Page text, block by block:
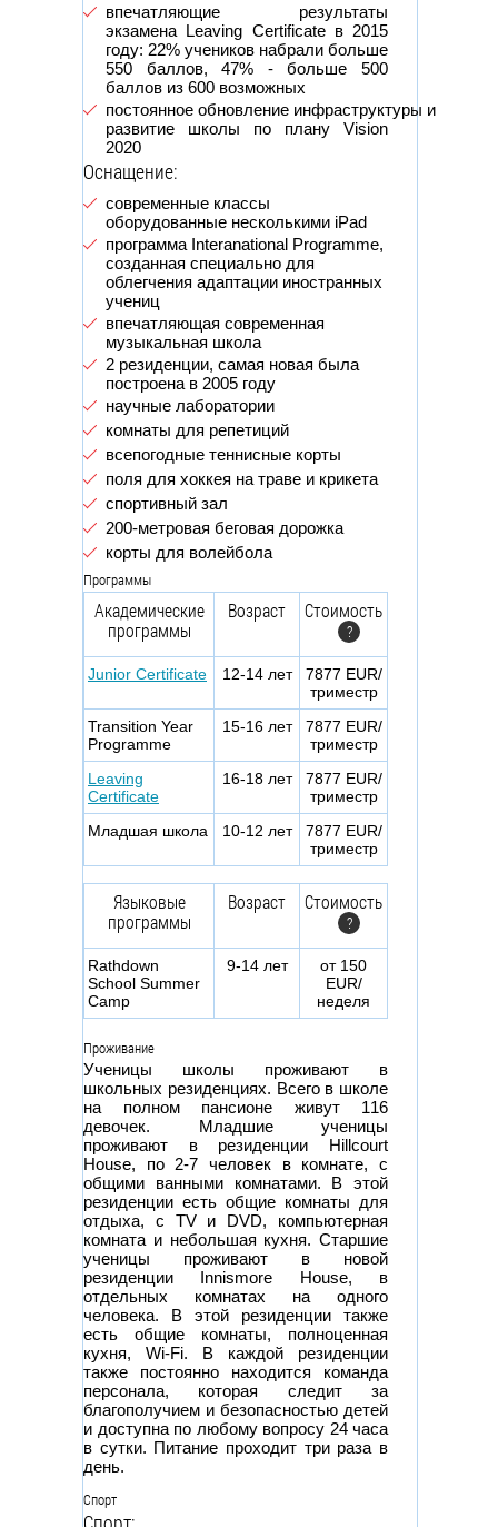
впечатляющие результаты
экзамена Leaving Certificate в 2015
году: 22% учеников набрали больше
550 баллов, 47% - больше 500
баллов из 600 возможных
постоянное обновление инфраструктуры и
развитие школы по плану Vision
2020
Оснащение:
современные классы
оборудованные несколькими iPad
программа Interanational Programme,
созданная специально для
облегчения адаптации иностранных
учениц
впечатляющая современная
музыкальная школа
2 резиденции, самая новая была
построена в 2005 году
научные лаборатории
комнаты для репетиций
всепогодные теннисные корты
поля для хоккея на траве и крикета
спортивный зал
200-метровая беговая дорожка
корты для волейбола
Программы
Академические
программы
Возраст Стоимость
?
Junior Certificate 12-14 лет
7877 EUR/
триместр
Transition Year
Programme
15-16 лет
7877 EUR/
триместр
Leaving
Certificate
16-18 лет
7877 EUR/
триместр
Младшая школа
10-12 лет
7877 EUR/
триместр
Языковые
программы
Возраст Стоимость
?
Rathdown
School Summer
Camp
9-14 лет
от 150
EUR/
неделя
Проживание
Ученицы школы проживают в
школьных резиденциях. Всего в школе
на полном пансионе живут 116
девочек. Младшие ученицы
проживают в резиденции Hillcourt
House, по 2-7 человек в комнате, с
общими ванными комнатами. В этой
резиденции есть общие комнаты для
отдыха, с TV и DVD, компьютерная
комната и небольшая кухня. Старшие
ученицы проживают в новой
резиденции Innismore House, в
отдельных комнатах на одного
человека. В этой резиденции также
есть общие комнаты, полноценная
кухня, Wi-Fi. В каждой резиденции
также постоянно находится команда
персонала, которая следит за
благополучием и безопасностью детей
и доступна по любому вопросу 24 часа
в сутки. Питание проходит три раза в
день.
Спорт